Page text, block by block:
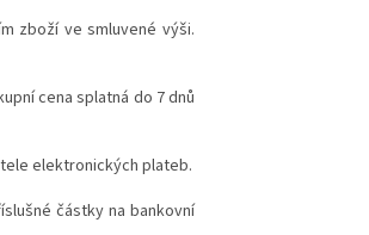
zboží ve smluvené výši.
cena splatná do 7 dnů
elektronických plateb.
částky na bankovní